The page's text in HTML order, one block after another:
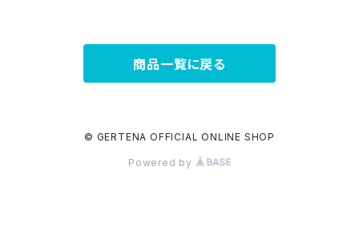
商品一覧に戻る
© GERTENA OFFICIAL ONLINE SHOP
Powered by